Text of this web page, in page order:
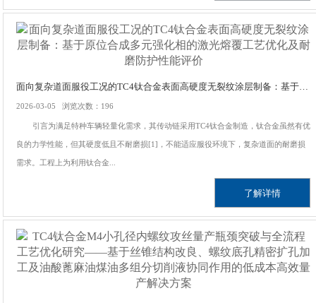
面向复杂道面服役工况的TC4钛合金表面高硬度无裂纹涂层制备：基于原位合成多元强化相的激光熔覆工艺优化及耐磨防护性能评价
2026-03-05 浏览次数：196
引言为满足特种车辆轻量化需求，其传动链采用TC4钛合金制造，钛合金虽然有优
良的力学性能，但其硬度低且不耐磨损[1]，不能适应服役环境下，复杂道面的耐磨损
需求。工程上为利用钛合金...
了解详情